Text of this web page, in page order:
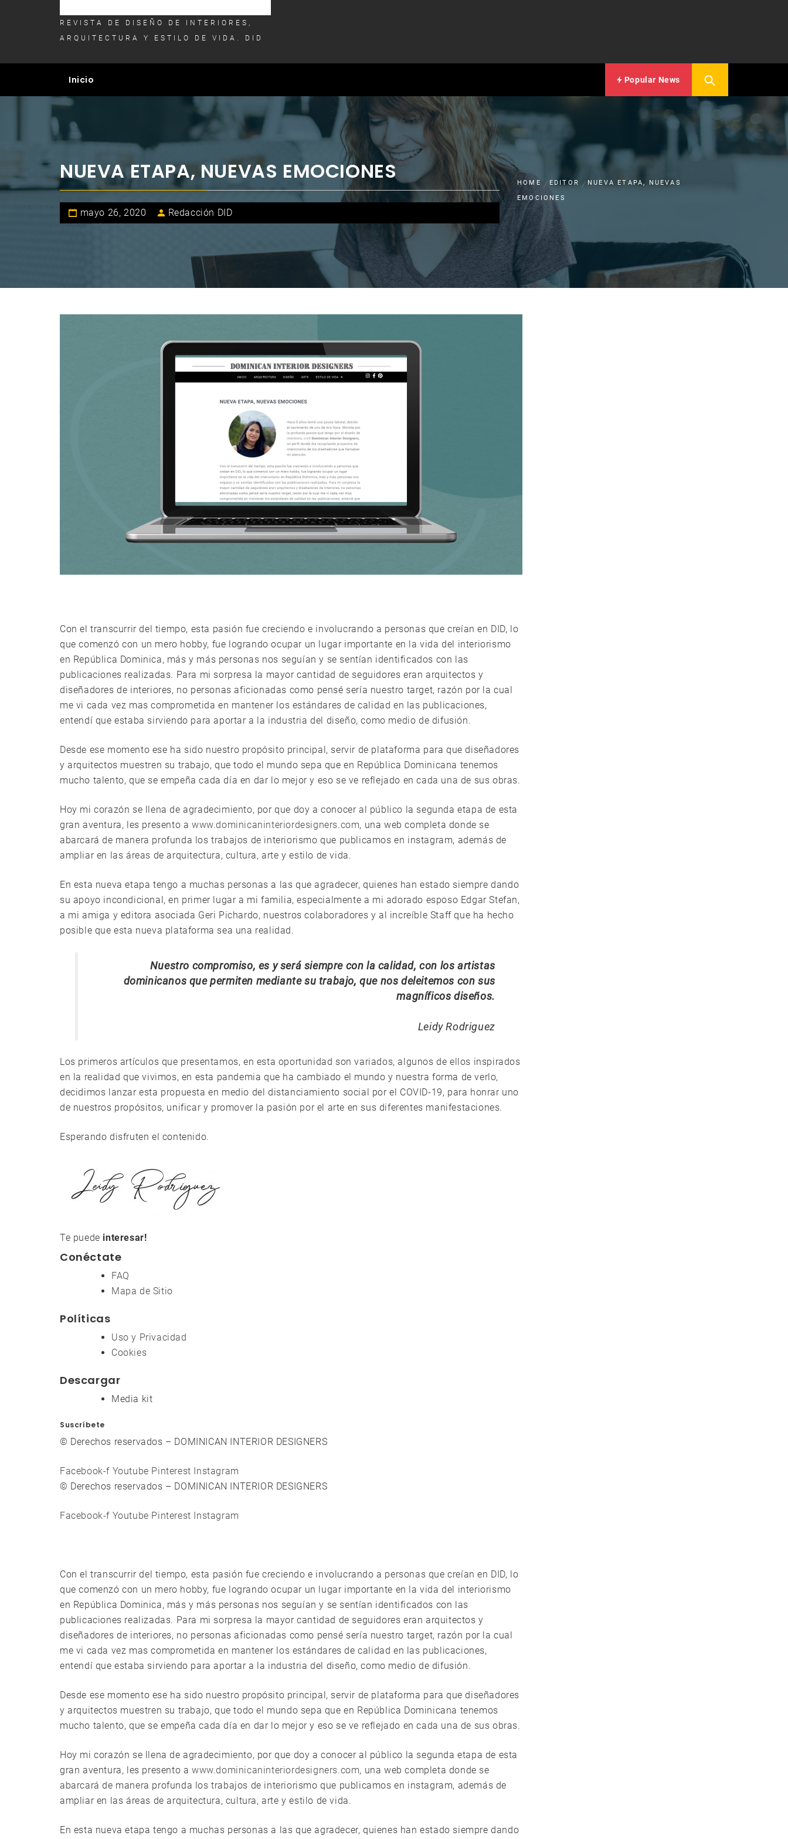
REVISTA DE DISEÑO DE INTERIORES,
ARQUITECTURA Y ESTILO DE VIDA. DID
Inicio Popular News
NUEVA ETAPA, NUEVAS EMOCIONES
mayo 26, 2020 Redacción DID
HOME EDITOR
NUEVA ETAPA, NUEVAS
EMOCIONES
Con el transcurrir del tiempo, esta pasión fue creciendo e involucrando a personas que creían en DID, lo
que comenzó con un mero hobby, fue logrando ocupar un lugar importante en la vida del interiorismo
en República Dominica, más y más personas nos seguían y se sentían identificados con las
publicaciones realizadas. Para mi sorpresa la mayor cantidad de seguidores eran arquitectos y
diseñadores de interiores, no personas aficionadas como pensé sería nuestro target, razón por la cual
me vi cada vez mas comprometida en mantener los estándares de calidad en las publicaciones,
entendí que estaba sirviendo para aportar a la industria del diseño, como medio de difusión.
Desde ese momento ese ha sido nuestro propósito principal, servir de plataforma para que diseñadores
y arquitectos muestren su trabajo, que todo el mundo sepa que en República Dominicana tenemos
mucho talento, que se empeña cada día en dar lo mejor y eso se ve reflejado en cada una de sus obras.
Hoy mi corazón se llena de agradecimiento, por que doy a conocer al público la segunda etapa de esta
gran aventura, les presento awww.dominicaninteriordesigners.com, una web completa donde se
abarcará de manera profunda los trabajos de interiorismo que publicamos en instagram, además de
ampliar en las áreas de arquitectura, cultura, arte y estilo de vida.
En esta nueva etapa tengo a muchas personas a las que agradecer, quienes han estado siempre dando
su apoyo incondicional, en primer lugar a mi familia, especialmente a mi adorado esposo Edgar Stefan,
a mi amiga y editora asociada Geri Pichardo, nuestros colaboradores y al increíble Staff que ha hecho
posible que esta nueva plataforma sea una realidad.
Nuestro compromiso, es y será siempre con la calidad, con los artistas
dominicanos que permiten mediante su trabajo, que nos deleitemos con sus
magníficos diseños.
Leidy Rodriguez
Los primeros artículos que presentamos, en esta oportunidad son variados, algunos de ellos inspirados
en la realidad que vivimos, en esta pandemia que ha cambiado el mundo y nuestra forma de verlo,
decidimos lanzar esta propuesta en medio del distanciamiento social por el COVID-19, para honrar uno
de nuestros propósitos, unificar y promover la pasión por el arte en sus diferentes manifestaciones.
Esperando disfruten el contenido.
Te puede interesar!
Conéctate
FAQ
Mapa de Sitio
Políticas
Uso y Privacidad
Cookies
Descargar
Media kit
Suscríbete
© Derechos reservados – DOMINICAN INTERIOR DESIGNERS
Facebook-f Youtube Pinterest Instagram
© Derechos reservados – DOMINICAN INTERIOR DESIGNERS
Facebook-f Youtube Pinterest Instagram
Con el transcurrir del tiempo, esta pasión fue creciendo e involucrando a personas que creían en DID, lo
que comenzó con un mero hobby, fue logrando ocupar un lugar importante en la vida del interiorismo
en República Dominica, más y más personas nos seguían y se sentían identificados con las
publicaciones realizadas. Para mi sorpresa la mayor cantidad de seguidores eran arquitectos y
diseñadores de interiores, no personas aficionadas como pensé sería nuestro target, razón por la cual
me vi cada vez mas comprometida en mantener los estándares de calidad en las publicaciones,
entendí que estaba sirviendo para aportar a la industria del diseño, como medio de difusión.
Desde ese momento ese ha sido nuestro propósito principal, servir de plataforma para que diseñadores
y arquitectos muestren su trabajo, que todo el mundo sepa que en República Dominicana tenemos
mucho talento, que se empeña cada día en dar lo mejor y eso se ve reflejado en cada una de sus obras.
Hoy mi corazón se llena de agradecimiento, por que doy a conocer al público la segunda etapa de esta
gran aventura, les presento awww.dominicaninteriordesigners.com, una web completa donde se
abarcará de manera profunda los trabajos de interiorismo que publicamos en instagram, además de
ampliar en las áreas de arquitectura, cultura, arte y estilo de vida.
En esta nueva etapa tengo a muchas personas a las que agradecer, quienes han estado siempre dando